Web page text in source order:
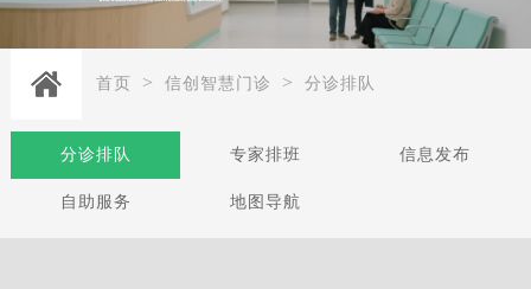
首页 > 信创智慧门诊 > 分诊排队
分诊排队 专家排班 信息发布
自助服务 地图导航